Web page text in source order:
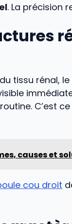
. La précision
tissu rénal, le
C’est
causes et
cou droit